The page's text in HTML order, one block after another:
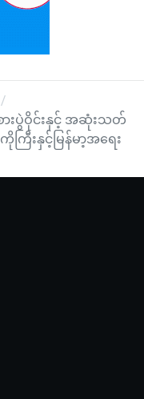
ားပွဲဝိုင်းနှင့် အဆုံးသတ်
ကြီးနှင့်မြန်မာ့အရေး